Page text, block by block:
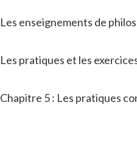
Les enseignements de
Les pratiques et les
Chapitre 5 : Les pratiques